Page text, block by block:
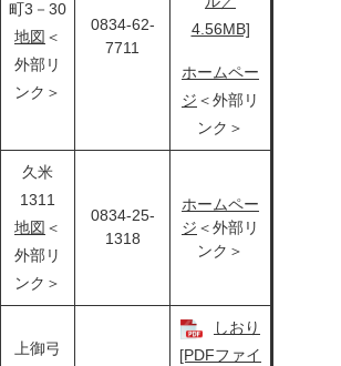
町3－30
地図 ＜
外部リ
ンク＞
0834-62-
7711
4.56MB]
ホームペー
ジ ＜外部リ
ンク＞
久米
1311
地図 ＜
外部リ
ンク＞
0834-25-
1318
ホームペー
ジ ＜外部リ
ンク＞
上御弓
しおり
[PDFファイ